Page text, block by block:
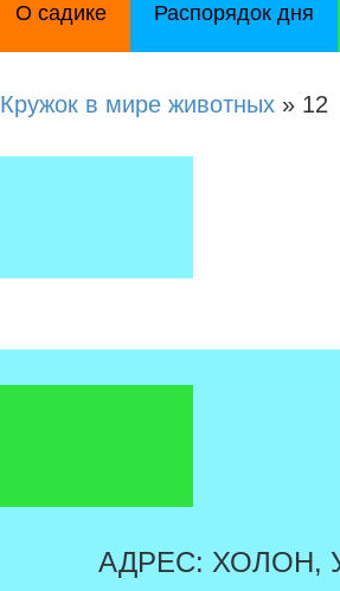
О садике Распорядок дня
Кружок в мире животных » 12
АДРЕС: ХОЛОН,